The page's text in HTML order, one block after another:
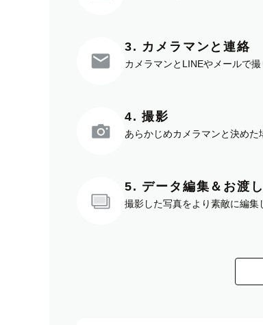
3. カメラマンと連絡
カメラマンとLINEやメールで
4. 撮影
あらかじめカメラマンと決めた
5. データ編集＆お渡し
撮影した写真をより素敵に編集